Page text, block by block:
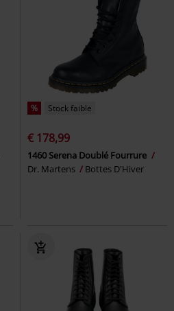
% Stock faible
€ 178,99
1460 Serena Doublé Fourrure
Dr. Martens
Bottes D'Hiver